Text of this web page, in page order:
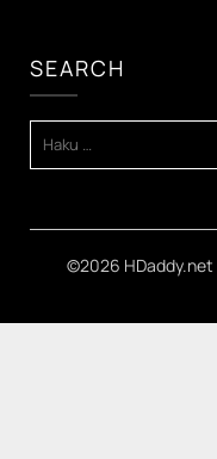
SEARCH
©2026 HDaddy.net